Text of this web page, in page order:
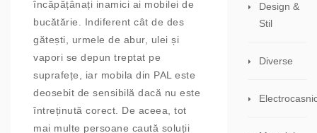
încăpățânați inamici ai mobilei de
bucătărie. Indiferent cât de des
gătești, urmele de abur, ulei și
vapori se depun treptat pe
suprafețe, iar mobila din PAL este
deosebit de sensibilă dacă nu este
întreținută corect. De aceea, tot
mai multe persoane caută soluții
Design &
Stil
Diverse